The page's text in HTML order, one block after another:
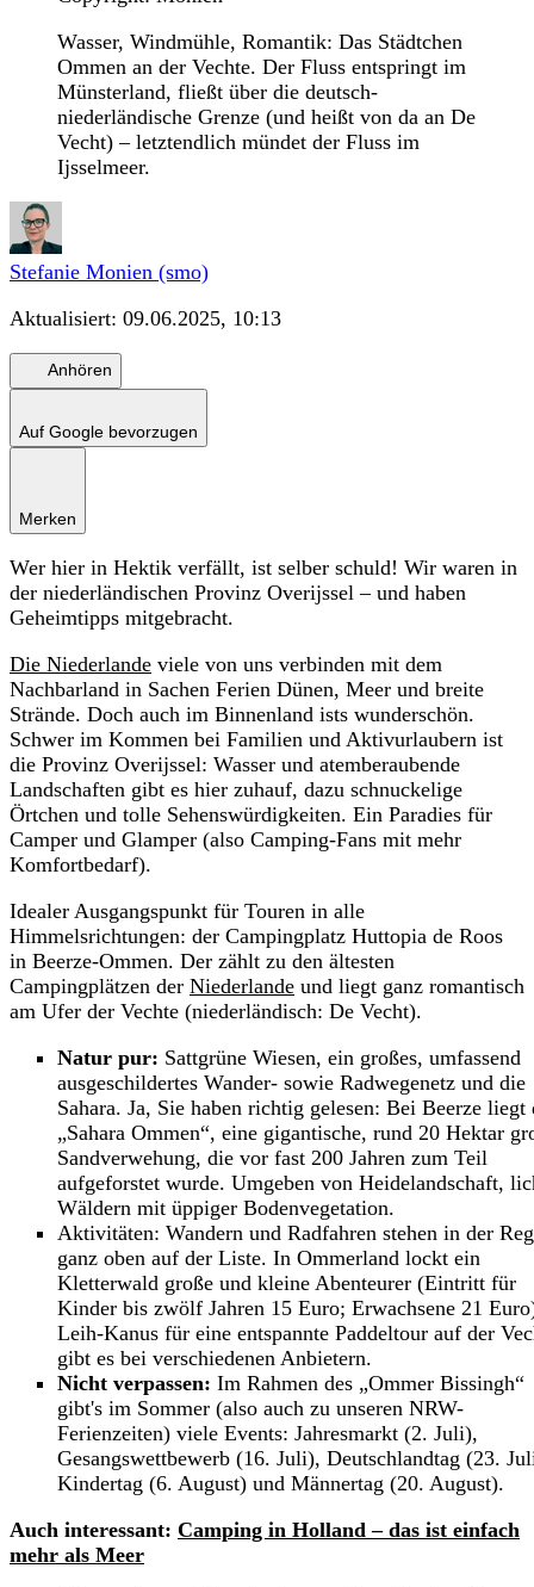
Wasser, Windmühle, Romantik: Das Städtchen
Ommen an der Vechte. Der Fluss entspringt im
Münsterland, fließt über die deutsch-
niederländische Grenze (und heißt von da an De
Vecht) – letztendlich mündet der Fluss im
Ijsselmeer.
Stefanie Monien (smo)
Aktualisiert: 09.06.2025, 10:13
Anhören
Auf Google bevorzugen
Merken
Wer hier in Hektik verfällt, ist selber schuld! Wir waren in
der niederländischen Provinz Overijssel – und haben
Geheimtipps mitgebracht.
Die Niederlande viele von uns verbinden mit dem
Nachbarland in Sachen Ferien Dünen, Meer und breite
Strände. Doch auch im Binnenland ists wunderschön.
Schwer im Kommen bei Familien und Aktivurlaubern ist
die Provinz Overijssel: Wasser und atemberaubende
Landschaften gibt es hier zuhauf, dazu schnuckelige
Örtchen und tolle Sehenswürdigkeiten. Ein Paradies für
Camper und Glamper (also Camping-Fans mit mehr
Komfortbedarf).
Idealer Ausgangspunkt für Touren in alle
Himmelsrichtungen: der Campingplatz Huttopia de Roos
in Beerze-Ommen. Der zählt zu den ältesten
Campingplätzen der Niederlande und liegt ganz romantisch
am Ufer der Vechte (niederländisch: De Vecht).
Natur pur: Sattgrüne Wiesen, ein großes, umfassend
ausgeschildertes Wander- sowie Radwegenetz und die
Sahara. Ja, Sie haben richtig gelesen: Bei Beerze liegt
„Sahara Ommen“, eine gigantische, rund 20 Hektar
Sandverwehung, die vor fast 200 Jahren zum Teil
aufgeforstet wurde. Umgeben von Heidelandschaft,
Wäldern mit üppiger Bodenvegetation.
Aktivitäten: Wandern und Radfahren stehen in der
ganz oben auf der Liste. In Ommerland lockt ein
Kletterwald große und kleine Abenteurer (Eintritt für
Kinder bis zwölf Jahren 15 Euro; Erwachsene 21
Leih-Kanus für eine entspannte Paddeltour auf der
gibt es bei verschiedenen Anbietern.
Nicht verpassen: Im Rahmen des „Ommer Bissingh“
gibt's im Sommer (also auch zu unseren NRW-
Ferienzeiten) viele Events: Jahresmarkt (2. Juli),
Gesangswettbewerb (16. Juli), Deutschlandtag (23.
Kindertag (6. August) und Männertag (20. August).
Auch interessant: Camping in Holland – das ist einfach
mehr als Meer